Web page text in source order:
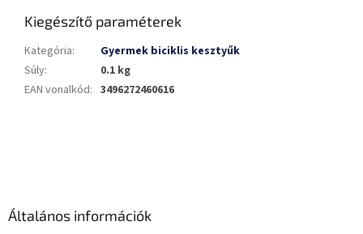
Kiegészítő paraméterek
Kategória:
Gyermek biciklis kesztyűk
Súly:
0.1 kg
EAN vonalkód: 3496272460616
Általános információk